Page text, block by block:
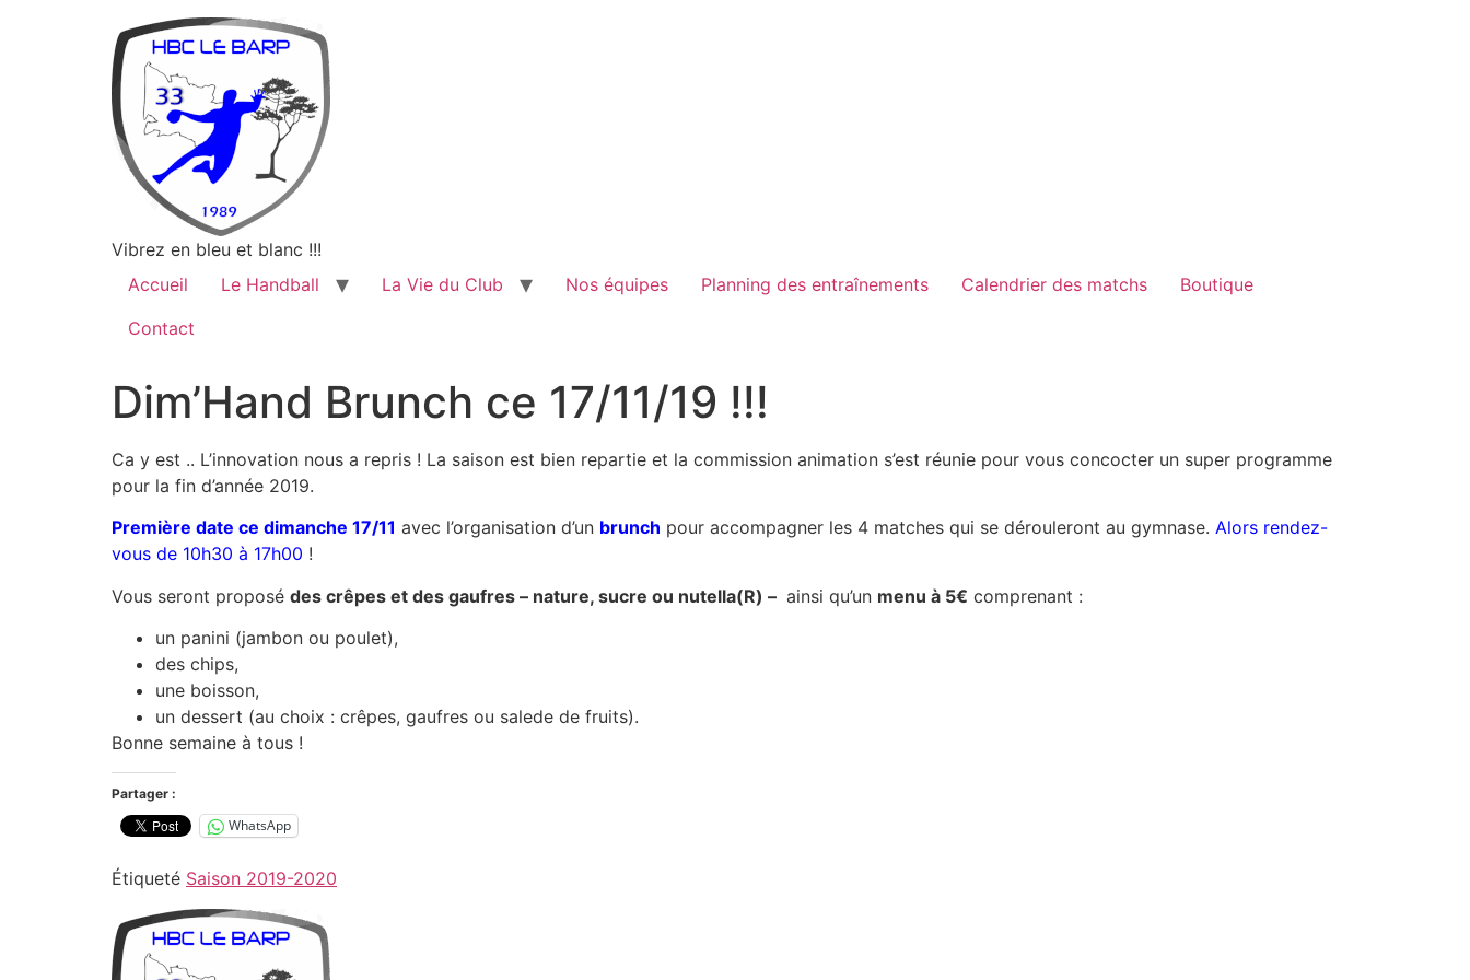
Vibrez en bleu et blanc !!!
Accueil
Le Handball La Vie du Club Nos équipes Planning des entraînements Calendrier des matchs
Boutique
Contact
Dim’Hand Brunch ce 17/11/19 !!!
Ca y est .. L’innovation nous a repris ! La saison est bien repartie et la commission animation s’est réunie pour vous concocter un super programme
pour la fin d’année 2019.
Première date ce dimanche 17/11 avec l’organisation d’un brunch pour accompagner les 4 matches qui se dérouleront au gymnase. Alors rendez-
vous de 10h30 à 17h00 !
Vous seront proposé des crêpes et des gaufres – nature, sucre ou nutella(R) – ainsi qu’un menu à 5€ comprenant :
un panini (jambon ou poulet),
des chips,
une boisson,
un dessert (au choix : crêpes, gaufres ou salede de fruits).
Bonne semaine à tous !
Partager :
WhatsApp
Étiqueté Saison 2019-2020